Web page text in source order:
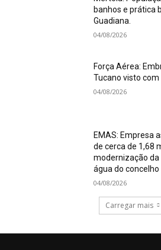
banhos e prática
Guadiana.
04/08/2026
Força Aérea:
Tucano visto com
04/08/2026
EMAS: Empresa
de cerca de 1,68
modernização da
água do concelho
04/08/2026
Carregar mais